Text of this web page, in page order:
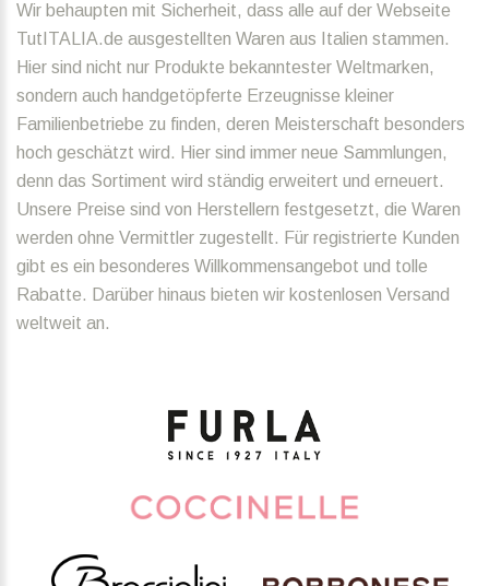
Wir behaupten mit Sicherheit, dass alle auf der Webseite
TutITALIA.de ausgestellten Waren aus Italien stammen.
Hier sind nicht nur Produkte bekanntester Weltmarken,
sondern auch handgetöpferte Erzeugnisse kleiner
Familienbetriebe zu finden, deren Meisterschaft besonders
hoch geschätzt wird. Hier sind immer neue Sammlungen,
denn das Sortiment wird ständig erweitert und erneuert.
Unsere Preise sind von Herstellern festgesetzt, die Waren
werden ohne Vermittler zugestellt. Für registrierte Kunden
gibt es ein besonderes Willkommensangebot und tolle
Rabatte. Darüber hinaus bieten wir kostenlosen Versand
weltweit an.